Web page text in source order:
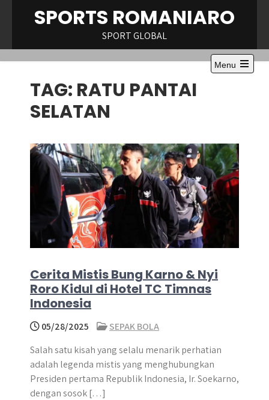
SPORTS ROMANIARO
SPORT GLOBAL
Menu
Open
TAG: RATU PANTAI
SELATAN
Cerita Mistis Bung Karno & Nyi
Roro Kidul di Hotel TC Timnas
Indonesia
05/28/2025
SEPAK BOLA
Salah satu kisah yang selalu menarik perhatian
adalah legenda mistis yang menghubungkan
Presiden pertama Republik Indonesia, Ir. Soekarno,
dengan sosok […]